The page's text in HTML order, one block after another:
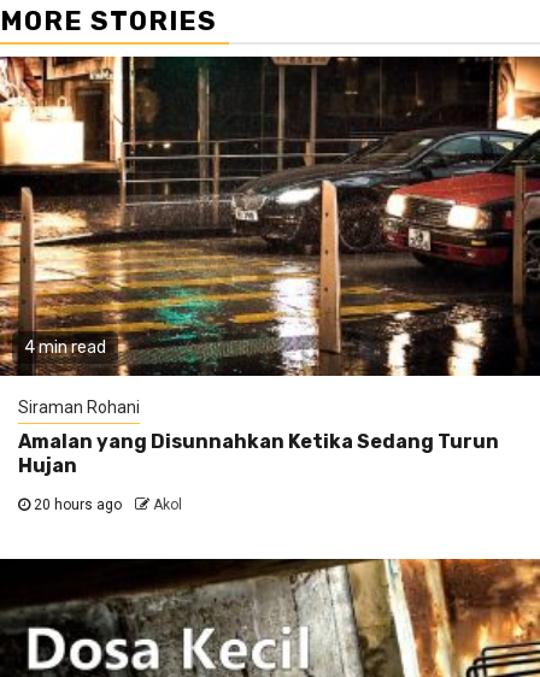
MORE STORIES
4 min read
Siraman Rohani
Amalan yang Disunnahkan Ketika Sedang Turun
Hujan
20 hours ago Akol